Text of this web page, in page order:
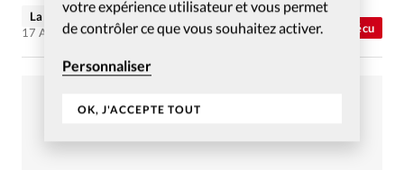
votre expérience utilisateur et vous permet
de contrôler ce que vous souhaitez activer.
Personnaliser
OK, J'ACCEPTE TOUT
Vécu
La rédaction de Christianisme Aujourd'hui
17 Avr 2013
Abonnés